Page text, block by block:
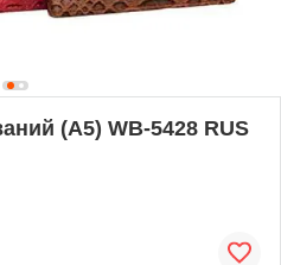
(A5) WB-5428 RUS